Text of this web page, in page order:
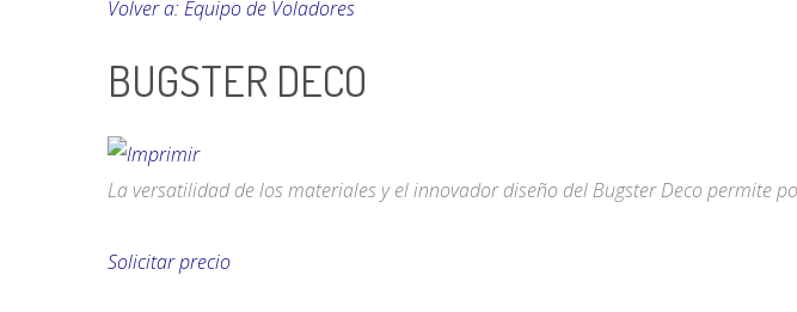
Volver a: Equipo de Voladores
BUGSTER DECO
La versatilidad de los materiales y el innovador diseño del Bugster Deco permite
Solicitar precio